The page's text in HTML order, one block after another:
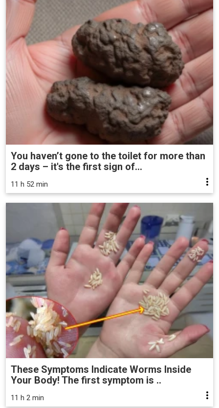
You haven’t gone to the toilet for more than
2 days – it's the first sign of...
11 h 52 min
These Symptoms Indicate Worms Inside
Your Body! The first symptom is ..
11 h 2 min